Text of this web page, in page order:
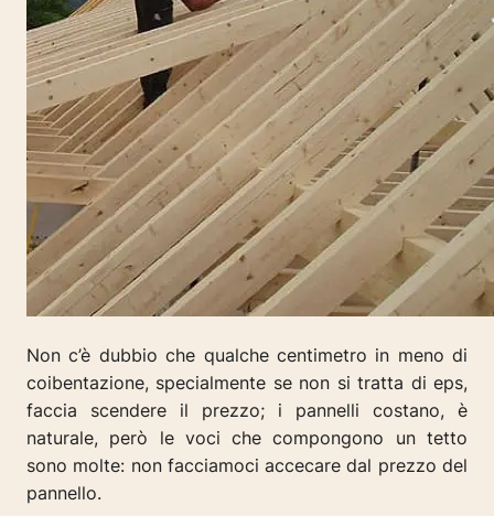
Non c’è dubbio che qualche centimetro in meno di
coibentazione, specialmente se non si tratta di eps,
faccia scendere il prezzo; i pannelli costano, è
naturale, però le voci che compongono un tetto
sono molte: non facciamoci accecare dal prezzo del
pannello.